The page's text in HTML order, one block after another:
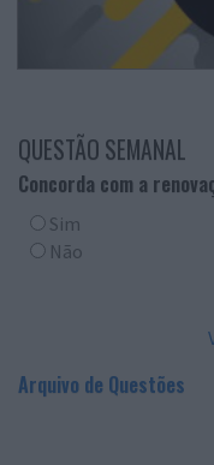
QUESTÃO SEMANAL
Concorda com a
Sim
Não
Arquivo de Questões